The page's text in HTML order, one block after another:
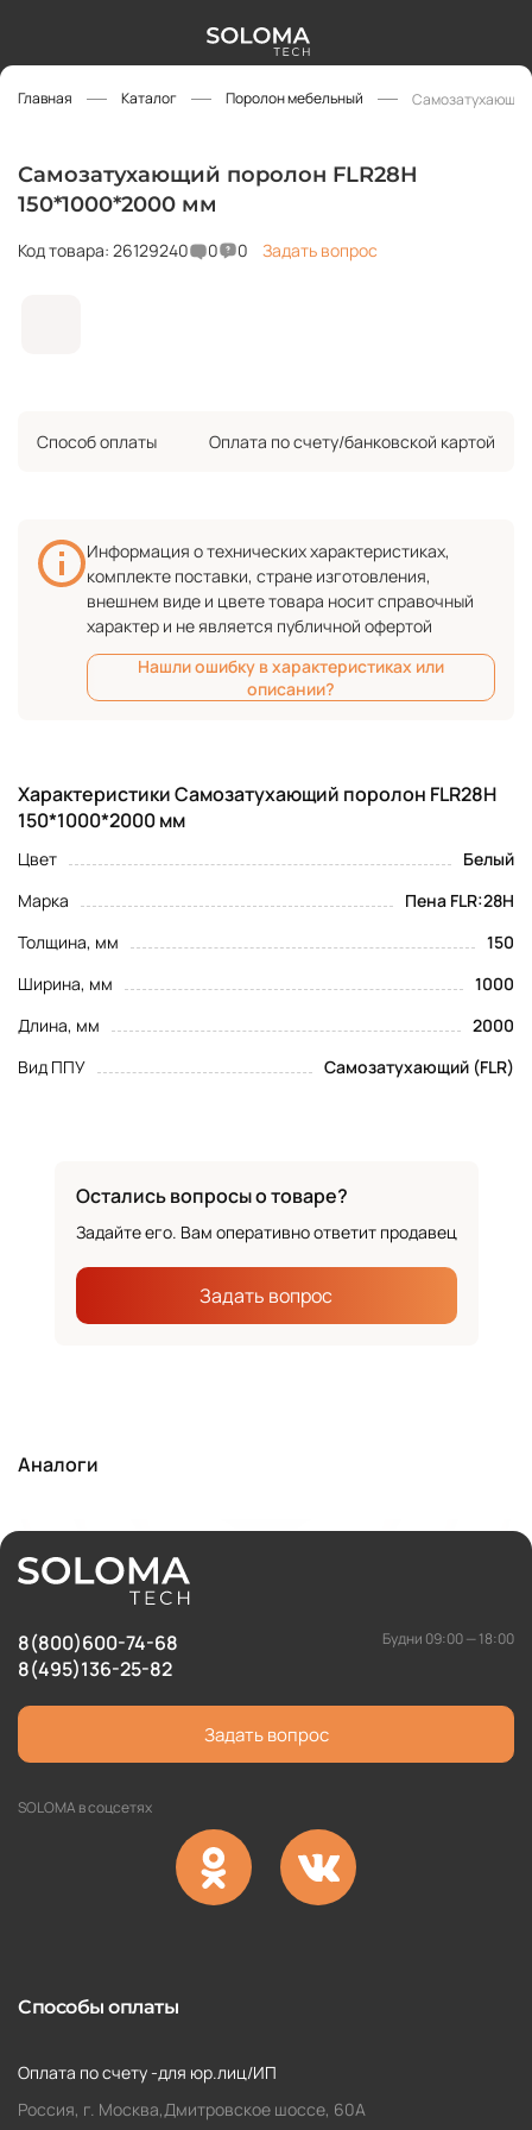
Главная Каталог Поролон мебельный Самозатухающий
Самозатухающий поролон FLR28H
150*1000*2000 мм
Код товара: 26129240 0 0 Задать вопрос
Способ оплаты Оплата по счету/банковской картой
Информация о технических характеристиках,
комплекте поставки, стране изготовления,
внешнем виде и цвете товара носит справочный
характер и не является публичной офертой
Нашли ошибку в характеристиках или
описании?
Характеристики Самозатухающий поролон FLR28H
150*1000*2000 мм
Цвет
Белый
Марка
Пена FLR:28H
Толщина, мм
150
Ширина, мм
1000
Длина, мм
2000
Вид ППУ
Самозатухающий (FLR)
Остались вопросы о товаре?
Задайте его. Вам оперативно ответит продавец
Задать вопрос
Аналоги
8(800)600-74-68
8(495)136-25-82
Будни 09:00 — 18:00
Задать вопрос
SOLOMA в соцсетях
Способы оплаты
Оплата по счету -для юр.лиц/ИП
Россия, г. Москва,Дмитровское шоссе, 60А